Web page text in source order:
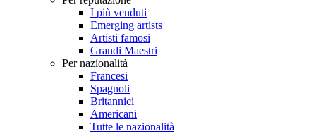
I più venduti
Emerging artists
Artisti famosi
Grandi Maestri
Per nazionalità
Francesi
Spagnoli
Britannici
Americani
Tutte le nazionalità